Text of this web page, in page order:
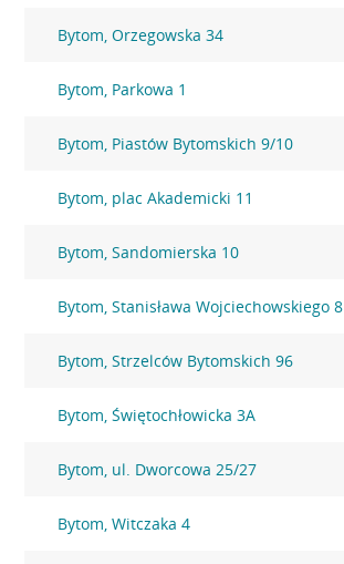
Bytom, Orzegowska 34
Bytom, Parkowa 1
Bytom, Piastów Bytomskich 9/10
Bytom, plac Akademicki 11
Bytom, Sandomierska 10
Bytom, Stanisława Wojciechowskiego 8
Bytom, Strzelców Bytomskich 96
Bytom, Świętochłowicka 3A
Bytom, ul. Dworcowa 25/27
Bytom, Witczaka 4